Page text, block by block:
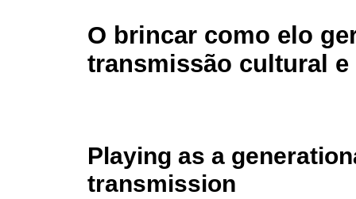
O brincar como elo
transmissão cultural
Playing as a
transmission